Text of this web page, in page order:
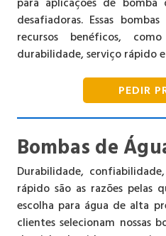
desafiadoras. Essas
recursos benéficos,
durabilidade, serviço rápido
PEDIR
Bombas de
Durabilidade,
rápido são as razões pelas
escolha para água de alta
clientes selecionam nossas